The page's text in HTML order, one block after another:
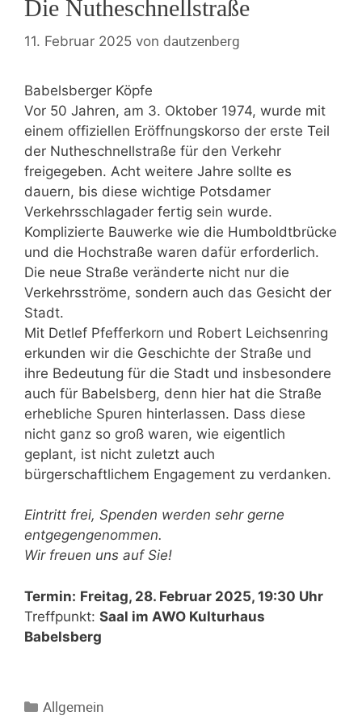
Die Nutheschnellstraße
11. Februar 2025 von dautzenberg
Babelsberger Köpfe
Vor 50 Jahren, am 3. Oktober 1974, wurde mit
einem offiziellen Eröffnungskorso der erste Teil
der Nutheschnellstraße für den Verkehr
freigegeben. Acht weitere Jahre sollte es
dauern, bis diese wichtige Potsdamer
Verkehrsschlagader fertig sein wurde.
Komplizierte Bauwerke wie die Humboldtbrücke
und die Hochstraße waren dafür erforderlich.
Die neue Straße veränderte nicht nur die
Verkehrsströme, sondern auch das Gesicht der
Stadt.
Mit Detlef Pfefferkorn und Robert Leichsenring
erkunden wir die Geschichte der Straße und
ihre Bedeutung für die Stadt und insbesondere
auch für Babelsberg, denn hier hat die Straße
erhebliche Spuren hinterlassen. Dass diese
nicht ganz so groß waren, wie eigentlich
geplant, ist nicht zuletzt auch
bürgerschaftlichem Engagement zu verdanken.
Eintritt frei, Spenden werden sehr gerne
entgegengenommen.
Wir freuen uns auf Sie!
Termin: Freitag, 28. Februar 2025, 19:30 Uhr
Treffpunkt: Saal im AWO Kulturhaus
Babelsberg
Allgemein